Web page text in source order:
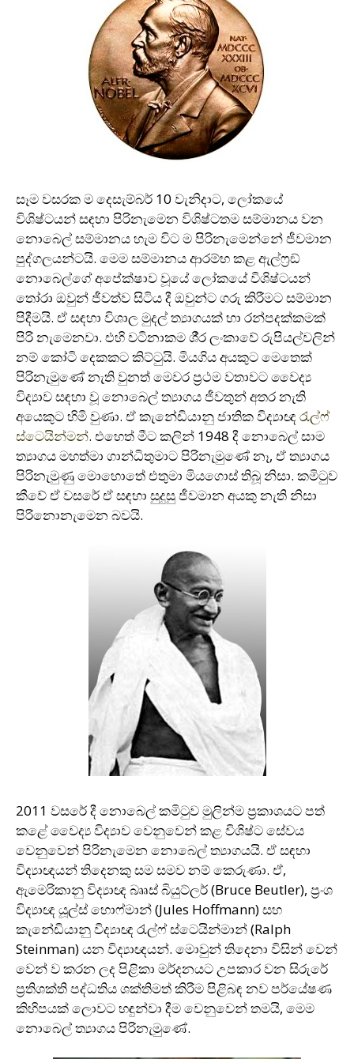
සෑම වසරක ම දෙසැම්බර් 10 වැනිදාට, ලෝකයේ
විශිෂ්ටයන් සඳහා පිරිනැමෙන විශිෂ්ටතම සම්මානය වන
නොබෙල් සම්මානය හැම විට ම පිරිනැමෙන්නේ ජීවමාන
පුද්ගලයන්ටයි. මෙම සම්මානය ආරම්භ කළ ඇල්ෆ‍්‍රඞ්
නොබෙල්ගේ අපේක්ෂාව වූයේ ලෝකයේ විශිෂ්ටයන්
තෝරා ඔවුන් ජීවත්ව සිටිය දී ඔවුන්ට ගරු කිරීමට සම්මාන
පිදීමයි. ඒ සඳහා විශාල මුදල් ත්‍යාගයක් හා රන්පදක්කමක්
පිරි නැමෙනවා. එහි වටිනාකම ශී‍්‍ර ලංකාවේ රුපියල්වලින්
නම් කෝටි දෙකකට කිට්ටුයි. මියගිය අයකුට මෙතෙක්
පිරිනැමුණේ නැති වුනත් මෙවර ප‍්‍රථම වතාවට වෛද්‍ය
විද්‍යාව සඳහා වූ නොබෙල් ත්‍යාගය ජීවතුන් අතර නැති
අයෙකුට හිමි වුණා. ඒ කැනේඩියානු ජාතික විද්‍යාඥරැල්ෆ්
ස්ටෙයින්මන්. එහෙත් මීට කලින් 1948 දී නොබෙල් සාම
ත්‍යාගය මහත්මා ගාන්ධිතුමාට පිරිනැමුණේ නෑ, ඒ ත්‍යාගය
පිරිනැමුණු මොහොතේ එතුමා මියගොස් තිබූ නිසා. කමිටුව
කීවේ ඒ වසරේ ඒ සඳහා සුදුසු ජීවමාන අයකු නැති නිසා
පිරිනොනැමෙන බවයි.
2011 වසරේ දී නොබෙල් කමිටුව මුලින්ම ප‍්‍රකාශයට පත්
කළේ වෛද්‍ය විද්‍යාව වෙනුවෙන් කළ විශිෂ්ට සේවය
වෙනුවෙන් පිරිනැමෙන නොබෙල් ත්‍යාගයයි. ඒ සඳහා
විද්‍යාඥයන් තිදෙනකු සම සමව නම් කෙරුණා. ඒ,
ඇමෙරිකානු විද්‍යාඥ බෲස් බියුට්ලර් (Bruce Beutler), ප‍්‍රංශ
විද්‍යාඥ යූල්ස් හොෆ්මාන් (Jules Hoffmann) සහ
කැනේඩියානු විද්‍යාඥ රැල්ෆ් ස්ටෙයින්මාන් (Ralph
Steinman) යන විද්‍යාඥයන්. මොවුන් තිදෙනා විසින් වෙන්
වෙන් ව කරන ලද පිළිකා මර්දනයට උපකාර වන සිරුරේ
ප‍්‍රතිශක්ති පද්ධතිය ශක්තිමත් කිරීම පිළිබඳ නව පර්යේෂණ
කිහිපයක් ලොවට හඳුන්වා දීම වෙනුවෙන් තමයි, මෙම
නොබෙල් ත්‍යාගය පිරිනැමුණේ.